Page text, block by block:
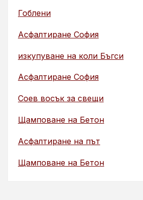
Гоблени
Асфалтиране София
изкупуване на коли Бъгси
Асфалтиране София
Соев восък за свещи
Щамповане на Бетон
Асфалтиране на път
Щамповане на Бетон